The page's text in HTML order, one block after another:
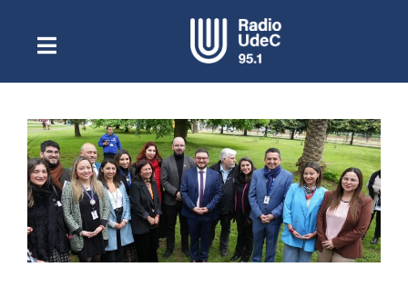
contenidoToggle
NavigationEscuchar Radio UdeC en vivo
Quiénes Somos
Programación
Podcast
Noticias